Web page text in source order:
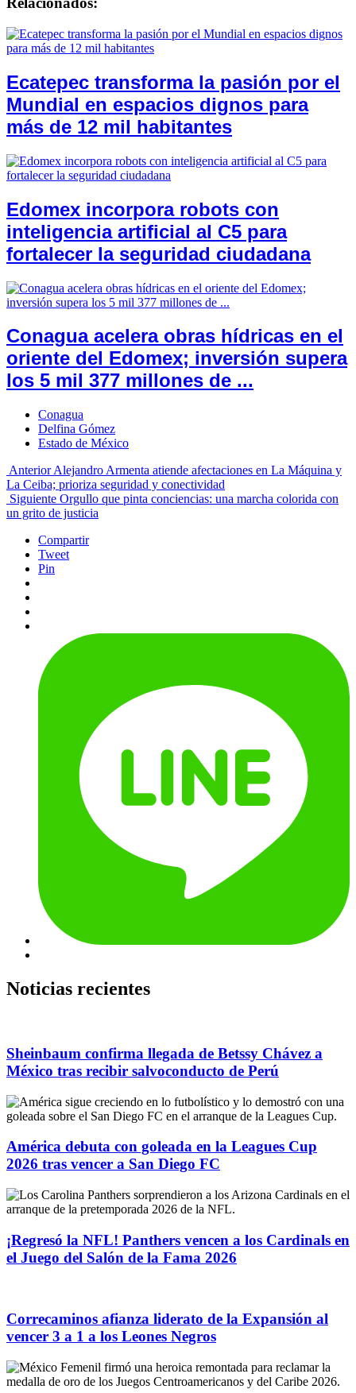
Ecatepec transforma la pasión por el
Mundial en espacios dignos para
más de 12 mil habitantes
Edomex incorpora robots con
inteligencia artificial al C5 para
fortalecer la seguridad ciudadana
Conagua acelera obras hídricas en el
oriente del Edomex; inversión supera
los 5 mil 377 millones de ...
Conagua
Delfina Gómez
Estado de México
Anterior Alejandro Armenta atiende afectaciones en La Máquina y
La Ceiba; prioriza seguridad y conectividad
Siguiente Orgullo que pinta conciencias: una marcha colorida con
un grito de justicia
Compartir
Tweet
Pin
Noticias recientes
Sheinbaum confirma llegada de Betssy Chávez a
México tras recibir salvoconducto de Perú
América debuta con goleada en la Leagues Cup
2026 tras vencer a San Diego FC
¡Regresó la NFL! Panthers vencen a los Cardinals en
el Juego del Salón de la Fama 2026
Correcaminos afianza liderato de la Expansión al
vencer 3 a 1 a los Leones Negros